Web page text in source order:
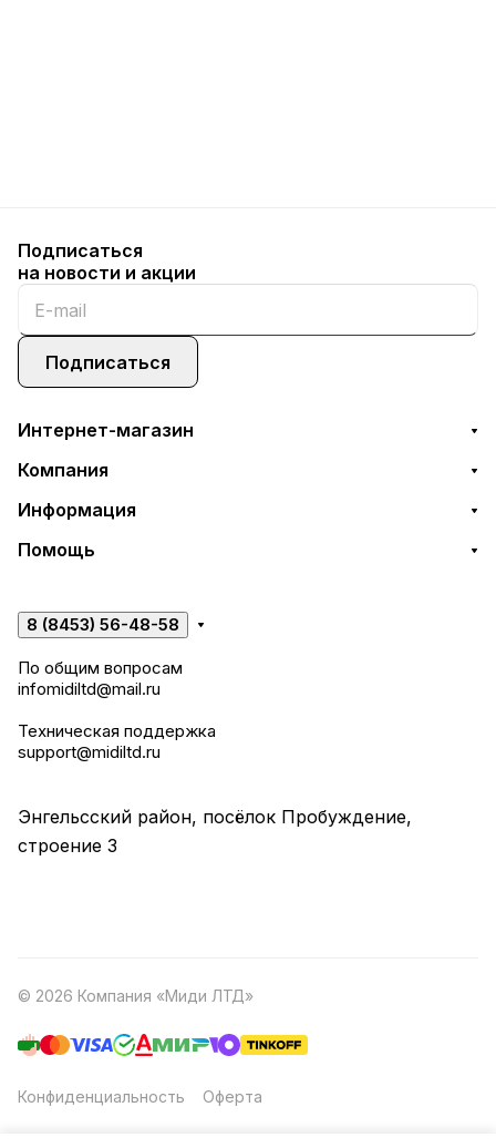
Подписаться
на новости и акции
Подписаться
Интернет-магазин
Компания
Информация
Помощь
8 (8453) 56-48-58
По общим вопросам
infomidiltd@mail.ru
Техническая поддержка
support@midiltd.ru
Энгельсский район, посёлок Пробуждение,
строение 3
© 2026 Компания «Миди ЛТД»
Конфиденциальность Оферта